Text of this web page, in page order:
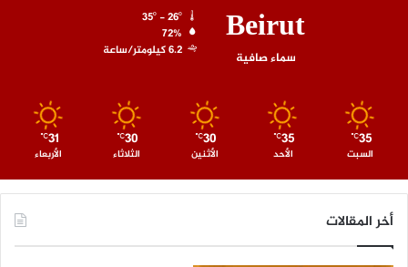
Beirut
سماء صافية
72%
6.2 كيلومتر/ساعة
35
℃
السبت
35
℃
الأحد
30
℃
الأثنين
30
℃
الثلاثاء
31
℃
الأربعاء
أخر المقالات